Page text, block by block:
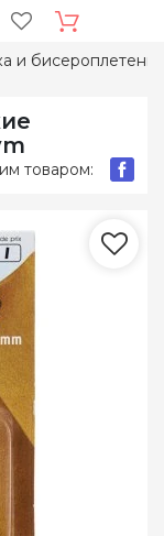
и
товаром: